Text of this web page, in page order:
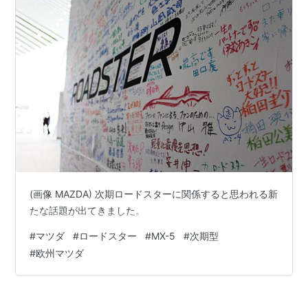
(画像 MAZDA) 次期ロードスターに関係すると思われる新
たな話題が出てきました。
#マツダ #ロードスター #MX-5 #次期型
#欧州マツダ